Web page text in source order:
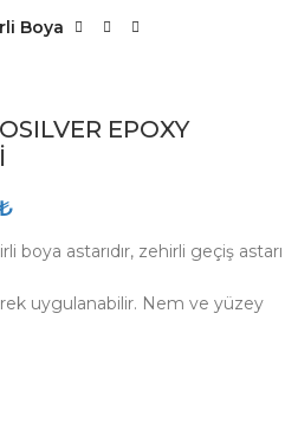
Boya
EPOXY
boya astarıdır, zehirli geçiş astarı
uygulanabilir. Nem ve yüzey